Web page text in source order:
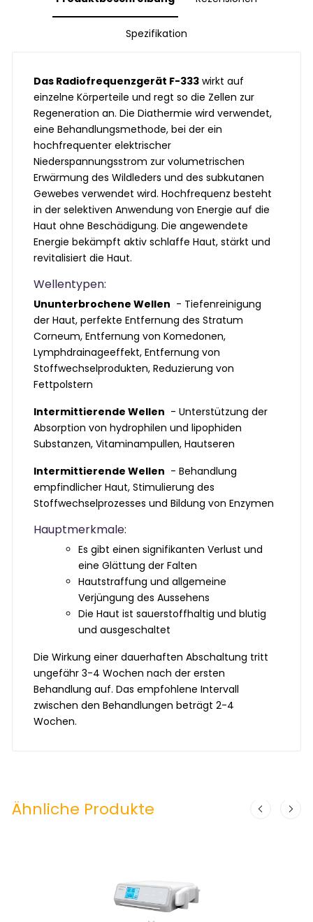
Spezifikation
Das Radiofrequenzgerät F-333 wirkt auf
einzelne Körperteile und regt so die Zellen zur
Regeneration an. Die Diathermie wird verwendet,
eine Behandlungsmethode, bei der ein
hochfrequenter elektrischer
Niederspannungsstrom zur volumetrischen
Erwärmung des Wildleders und des subkutanen
Gewebes verwendet wird. Hochfrequenz besteht
in der selektiven Anwendung von Energie auf die
Haut ohne Beschädigung. Die angewendete
Energie bekämpft aktiv schlaffe Haut, stärkt und
revitalisiert die Haut.
Wellentypen:
Ununterbrochene Wellen - Tiefenreinigung
der Haut, perfekte Entfernung des Stratum
Corneum, Entfernung von Komedonen,
Lymphdrainageeffekt, Entfernung von
Stoffwechselprodukten, Reduzierung von
Fettpolstern
Intermittierende Wellen - Unterstützung der
Absorption von hydrophilen und lipophiden
Substanzen, Vitaminampullen, Hautseren
Intermittierende Wellen - Behandlung
empfindlicher Haut, Stimulierung des
Stoffwechselprozesses und Bildung von Enzymen
Hauptmerkmale:
Es gibt einen signifikanten Verlust und
eine Glättung der Falten
Hautstraffung und allgemeine
Verjüngung des Aussehens
Die Haut ist sauerstoffhaltig und blutig
und ausgeschaltet
Die Wirkung einer dauerhaften Abschaltung tritt
ungefähr 3-4 Wochen nach der ersten
Behandlung auf. Das empfohlene Intervall
zwischen den Behandlungen beträgt 2-4
Wochen.
Ähnliche Produkte